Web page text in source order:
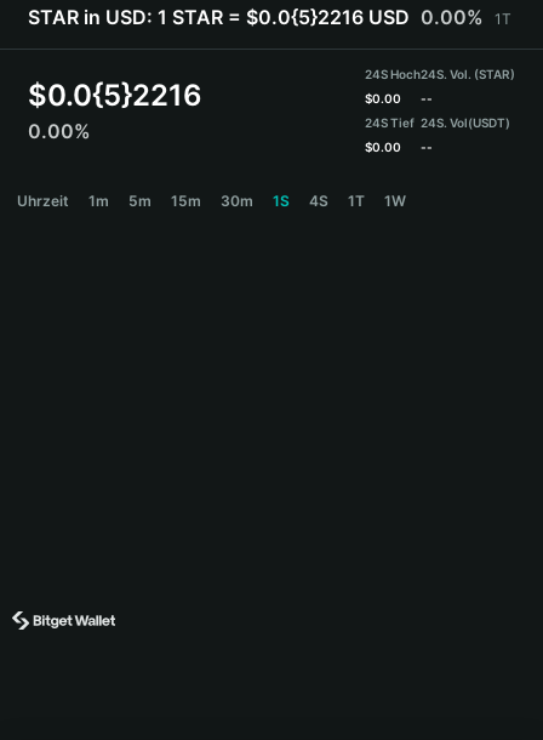
Bahasa Indonesia
ภาษาไทย
Español
Español (Argentina)
STAR in USD: 1 STAR = $0.0{5}2216 USD 0.00% 1T
$0.0{5}2216
0.00%
24S Hoch
$0.00
24S Tief
$0.00
24S. Vol. (STAR)
--
24S. Vol(USDT)
--
Uhrzeit 1m 5m 15m 30m 1S 4S 1T 1W